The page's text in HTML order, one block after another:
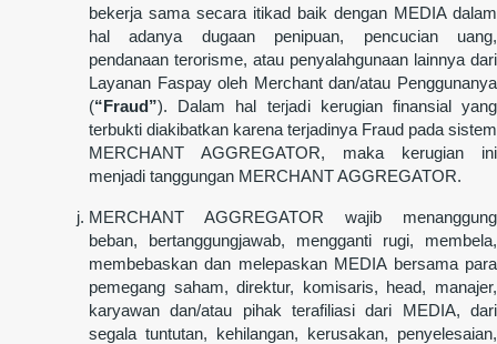
bekerja sama secara itikad baik dengan MEDIA dalam
hal adanya dugaan penipuan, pencucian uang,
pendanaan terorisme, atau penyalahgunaan lainnya dari
Layanan Faspay oleh Merchant dan/atau Penggunanya
(“Fraud”). Dalam hal terjadi kerugian finansial yang
terbukti diakibatkan karena terjadinya Fraud pada sistem
MERCHANT AGGREGATOR, maka kerugian ini
menjadi tanggungan MERCHANT AGGREGATOR.
MERCHANT AGGREGATOR wajib menanggung
beban, bertanggungjawab, mengganti rugi, membela,
membebaskan dan melepaskan MEDIA bersama para
pemegang saham, direktur, komisaris, head, manajer,
karyawan dan/atau pihak terafiliasi dari MEDIA, dari
segala tuntutan, kehilangan, kerusakan, penyelesaian,